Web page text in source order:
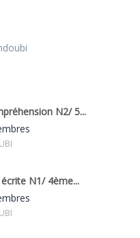
N2/ 5...
N1/ 4ème...